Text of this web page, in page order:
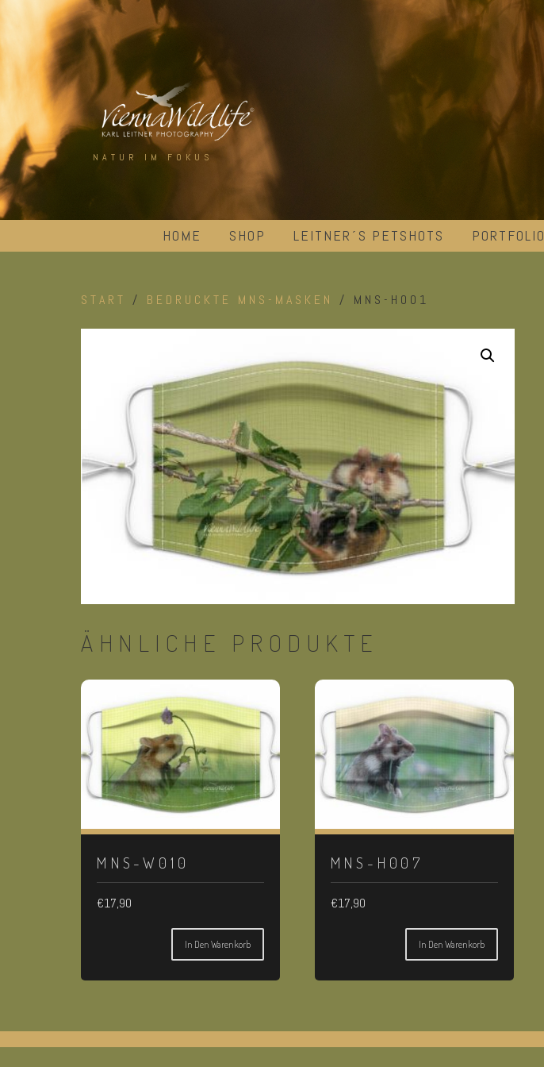
content
NATUR IM FOKUS
HOME SHOP LEITNER´S PETSHOTS PORTFOLIO
START / BEDRUCKTE MNS-MASKEN / MNS-H001
ÄHNLICHE PRODUKTE
MNS-W010
€17,90
In Den Warenkorb
MNS-H007
€17,90
In Den Warenkorb